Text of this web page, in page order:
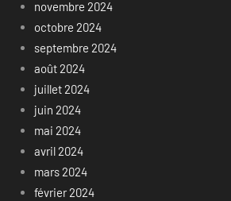
novembre 2024
octobre 2024
septembre 2024
août 2024
juillet 2024
juin 2024
mai 2024
avril 2024
mars 2024
février 2024